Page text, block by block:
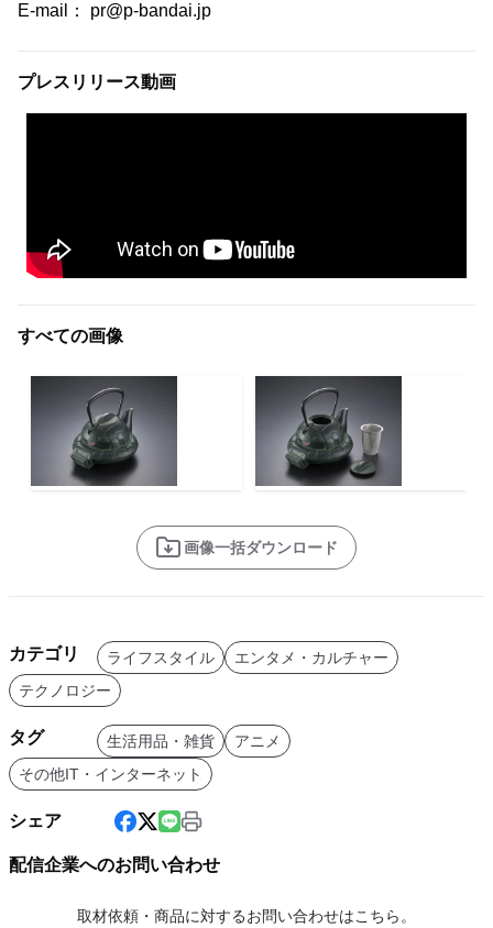
E-mail： pr@p-bandai.jp
プレスリリース動画
すべての画像
画像一括ダウンロード
カテゴリ ライフスタイル
エンタメ・カルチャー
テクノロジー
タグ 生活用品・雑貨
アニメ
その他IT・インターネット
シェア
配信企業へのお問い合わせ
取材依頼・商品に対するお問い合わせはこちら。